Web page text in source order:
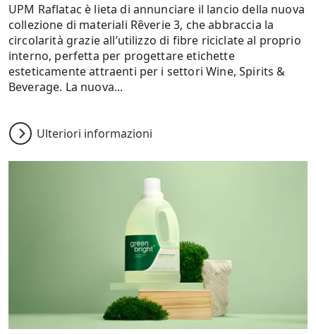
UPM Raflatac è lieta di annunciare il lancio della nuova
collezione di materiali Rêverie 3, che abbraccia la
circolarità grazie all’utilizzo di fibre riciclate al proprio
interno, perfetta per progettare etichette
esteticamente attraenti per i settori Wine, Spirits &
Beverage. La nuova...
Ulteriori informazioni